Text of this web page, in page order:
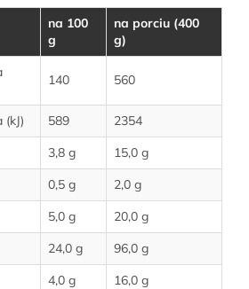
na 100
g
na porciu (400
g)
140 560
589
2354
3,8 g
15,0 g
0,5 g
2,0 g
5,0 g
20,0 g
24,0 g
96,0 g
4,0 g
16,0 g